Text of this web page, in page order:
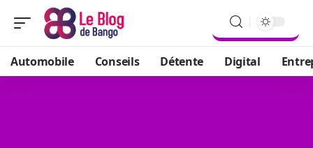
Automobile Conseils Détente Digital